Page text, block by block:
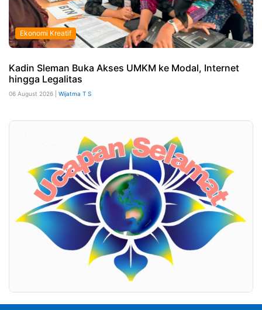
Ekonomi Kreatif
Kadin Sleman Buka Akses UMKM ke Modal, Internet
hingga Legalitas
06 August 2026 | Wijatma T S